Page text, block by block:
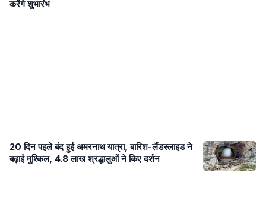
करेंगे शुभारंभ
20 दिन पहले बंद हुई अमरनाथ यात्रा, बारिश-लैंडस्लाइड ने
बढ़ाई मुश्किल, 4.8 लाख श्रद्धालुओं ने किए दर्शन